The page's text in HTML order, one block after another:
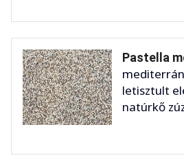
Pastella
letisztult
natúrkő